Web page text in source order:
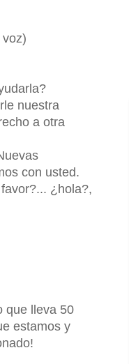
nuestra
a otra
con usted.
¿hola?,
que lleva 50
estamos y